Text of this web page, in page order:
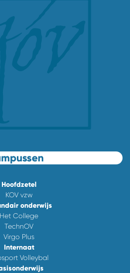
Hoofdzetel
KOV vzw
onderwijs
Het College
TechnOV
Virgo Plus
Internaat
Volleybal